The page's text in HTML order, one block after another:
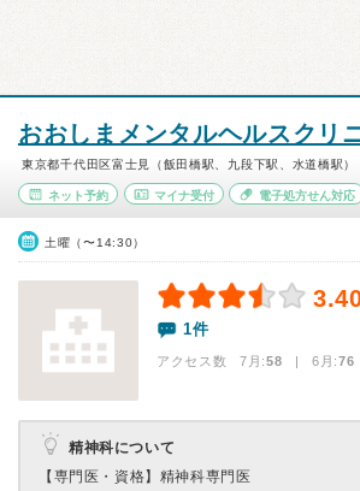
おおしまメンタルヘルスクリ
東京都千代田区富士見（飯田橋駅、九段下駅、水道橋駅）
ネット予約 マイナ受付 電子処方せん対応
土曜（〜14:30）
1件
アクセス数 7月:58 | 6月:76
精神科について
【専門医・資格】 精神科専門医